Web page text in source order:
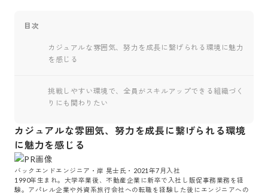
目次
カジュアルな雰囲気、努力を成長に繋げられる環境に魅力
を感じる
挑戦しやすい環境で、全員がスキルアップできる組織づく
りにも関わりたい
カジュアルな雰囲気、努力を成長に繋げられる環境
に魅力を感じる
バックエンドエンジニア・岸 晃士氏・2021年7月入社
1990年生まれ。大学卒業後、不動産企業に新卒で入社し販促事務業務を経
験。アパレル企業や外資系旅行会社への転職を経験した後にエンジニアへの